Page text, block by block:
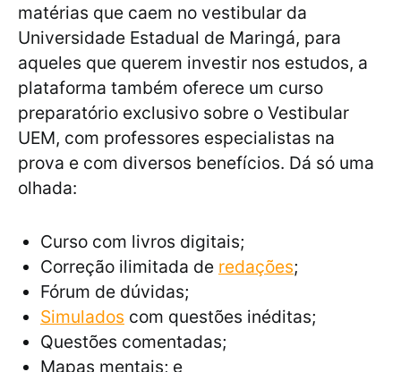
matérias que caem no vestibular da
Universidade Estadual de Maringá, para
aqueles que querem investir nos estudos, a
plataforma também oferece um curso
preparatório exclusivo sobre o Vestibular
UEM, com professores especialistas na
prova e com diversos benefícios. Dá só uma
olhada:
Curso com livros digitais;
Correção ilimitada de redações;
Fórum de dúvidas;
Simulados com questões inéditas;
Questões comentadas;
Mapas mentais; e